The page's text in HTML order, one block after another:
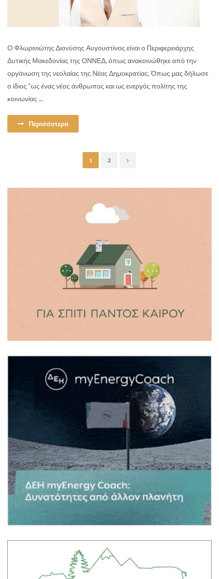
Ο Φλωρινιώτης Διονύσης Αυγουστίνος είναι ο Περιφερειάρχης
Δυτικής Μακεδονίας της ΟΝΝΕΔ, όπως ανακοινώθηκε από την
οργάνωση της νεολαίας της Νέας Δημοκρατίας. Όπως μας δήλωσε
ο ίδιος “ως ένας νέος άνθρωπος και ως ενεργός πολίτης της
κοινωνίας ...
Περισσοτερα
1 2